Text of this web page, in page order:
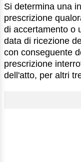
Si determina una
prescrizione
di accertamento o
data di ricezione
con conseguente
prescrizione
dell'atto, per altri